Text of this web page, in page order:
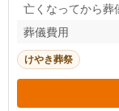
亡くなってから葬
葬儀費用
けやき葬祭